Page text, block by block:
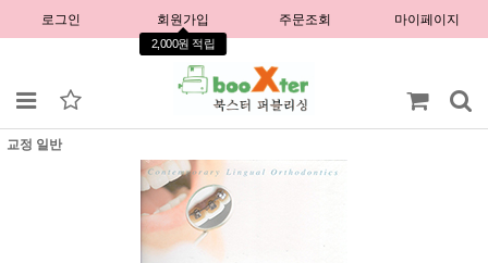
로그인 회원가입
2,000원 적립
주문조회 마이페이지
교정 일반